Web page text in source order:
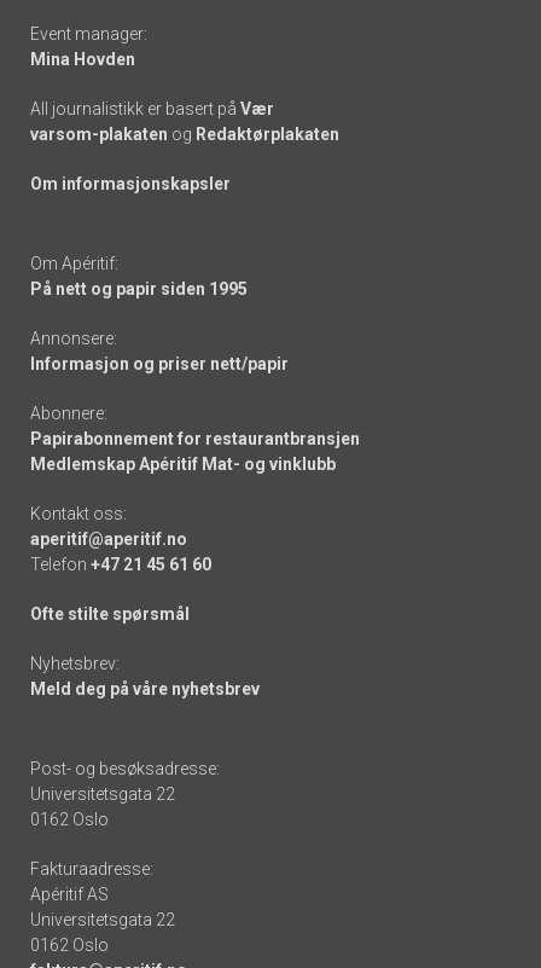
Event manager:
Mina Hovden
All journalistikk er basert på Vær
varsom-plakaten og Redaktørplakaten
Om informasjonskapsler
Om Apéritif:
På nett og papir siden 1995
Annonsere:
Informasjon og priser nett/papir
Abonnere:
Papirabonnement for restaurantbransjen
Medlemskap Apéritif Mat- og vinklubb
Kontakt oss:
aperitif@aperitif.no
Telefon +47 21 45 61 60
Ofte stilte spørsmål
Nyhetsbrev:
Meld deg på våre nyhetsbrev
Post- og besøksadresse:
Universitetsgata 22
0162 Oslo
Fakturaadresse:
Apéritif AS
Universitetsgata 22
0162 Oslo